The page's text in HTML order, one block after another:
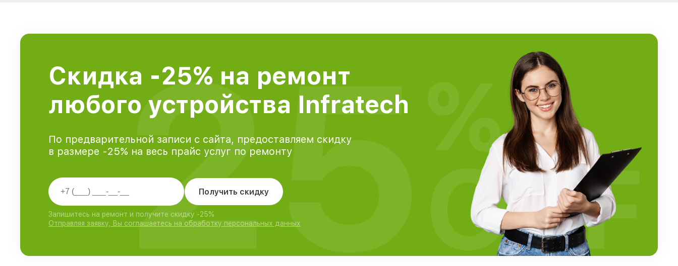
Скидка -25% на ремонт
любого устройства Infratech
По предварительной записи с сайта, предоставляем скидку
в размере -25% на весь прайс услуг по ремонту
Получить скидку
Запишитесь на ремонт и получите скидку -25%
Отправляя заявку, Вы соглашаетесь на обработку персональных данных
25 %
OFF